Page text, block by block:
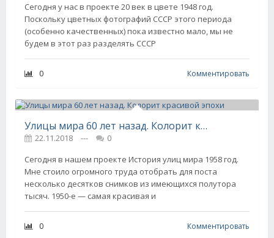
Сегодня у нас в проекте 20 век в цвете 1948 год.
Поскольку цветных фотографий СССР этого периода
(особенно качественных) пока известно мало, мы не
будем в этот раз разделять СССР
0 Комментировать
Улицы мира 60 лет назад. Колорит красивой эпохи
22.11.2018 ---
0
Сегодня в нашем проекте История улиц мира 1958 год.
Мне стоило огромного труда отобрать для поста
несколько десятков снимков из имеющихся полутора
тысяч. 1950-е — самая красивая и
0 Комментировать